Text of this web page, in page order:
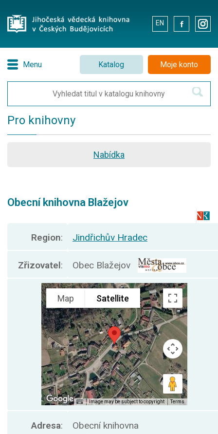
EN . .
Menu Katalog Moje konto
Pro knihovny
Nabídka
Obecní knihovna Blažejov
Region: Jindřichův Hradec
Zřizovatel: Obec Blažejov
Adresa:
Obecní knihovna